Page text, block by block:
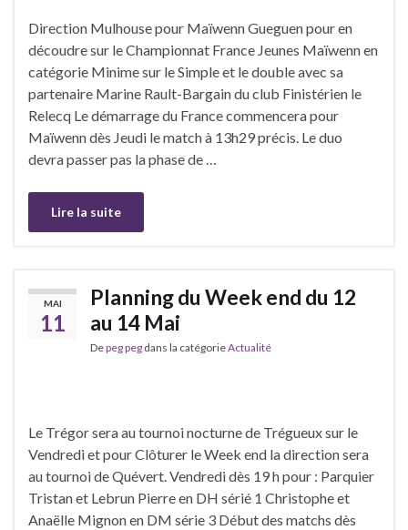
Direction Mulhouse pour Maïwenn Gueguen pour en
découdre sur le Championnat France Jeunes Maïwenn en
catégorie Minime sur le Simple et le double avec sa
partenaire Marine Rault-Bargain du club Finistérien le
Relecq Le démarrage du France commencera pour
Maïwenn dès Jeudi le match à 13h29 précis. Le duo
devra passer pas la phase de …
Lire la suite
MAI
11
Planning du Week end du 12
au 14 Mai
Depeg peg dans la catégorieActualité
Le Trégor sera au tournoi nocturne de Trégueux sur le
Vendredi et pour Clôturer le Week end la direction sera
au tournoi de Quévert. Vendredi dès 19 h pour : Parquier
Tristan et Lebrun Pierre en DH sérié 1 Christophe et
Anaëlle Mignon en DM série 3 Début des matchs dès